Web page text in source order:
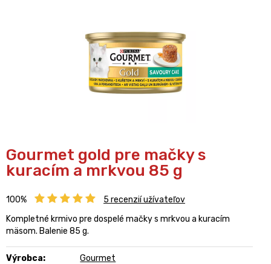
Gourmet gold pre mačky s
kuracím a mrkvou 85 g
100% 5 recenzií užívateľov
Kompletné krmivo pre dospelé mačky s mrkvou a kuracím
mäsom. Balenie 85 g.
Výrobca: Gourmet